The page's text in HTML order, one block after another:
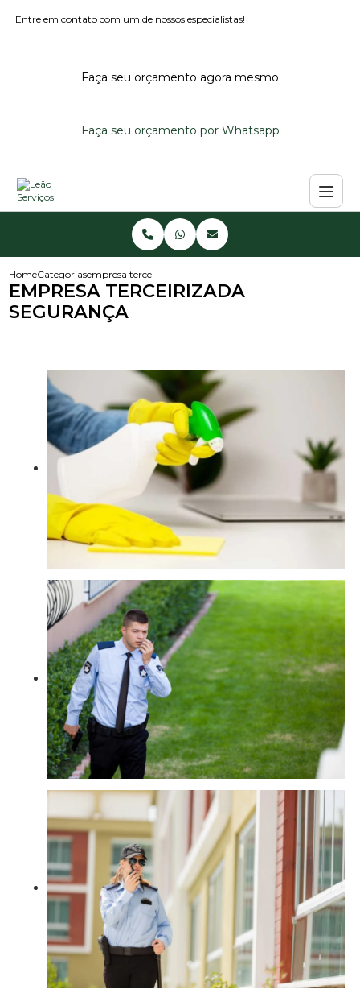
Entre em contato com um de nossos especialistas!
Faça seu orçamento agora mesmo
Faça seu orçamento por Whatsapp
HomeCategoriasempresa terceirizada seguranca
EMPRESA TERCEIRIZADA
SEGURANÇA